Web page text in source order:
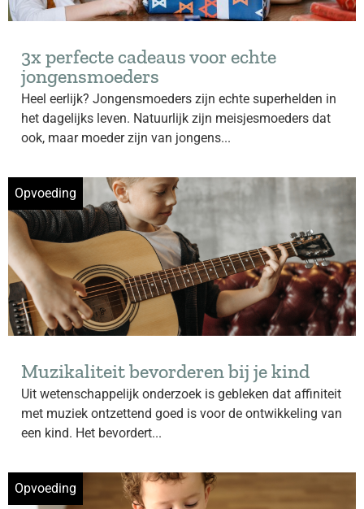
3x perfecte cadeaus voor echte
jongensmoeders
Heel eerlijk? Jongensmoeders zijn echte superhelden in
het dagelijks leven. Natuurlijk zijn meisjesmoeders dat
ook, maar moeder zijn van jongens...
Opvoeding
Muzikaliteit bevorderen bij je kind
Uit wetenschappelijk onderzoek is gebleken dat affiniteit
met muziek ontzettend goed is voor de ontwikkeling van
een kind. Het bevordert...
Opvoeding